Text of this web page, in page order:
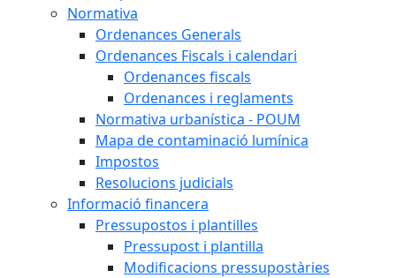
Normativa
Ordenances Generals
Ordenances Fiscals i calendari
Ordenances fiscals
Ordenances i reglaments
Normativa urbanística - POUM
Mapa de contaminació lumínica
Impostos
Resolucions judicials
Informació financera
Pressupostos i plantilles
Pressupost i plantilla
Modificacions pressupostàries